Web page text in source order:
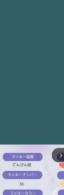
arrow_forward_ios